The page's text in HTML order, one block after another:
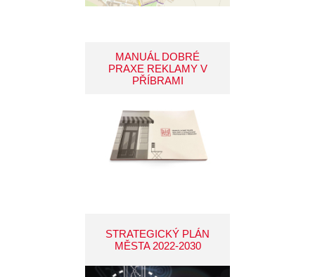
MANUÁL DOBRÉ
PRAXE REKLAMY V
PŘÍBRAMI
STRATEGICKÝ PLÁN
MĚSTA 2022-2030